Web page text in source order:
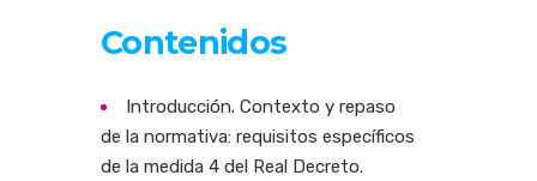
Contenidos
Introducción. Contexto y repaso
de la normativa: requisitos específicos
de la medida 4 del Real Decreto.